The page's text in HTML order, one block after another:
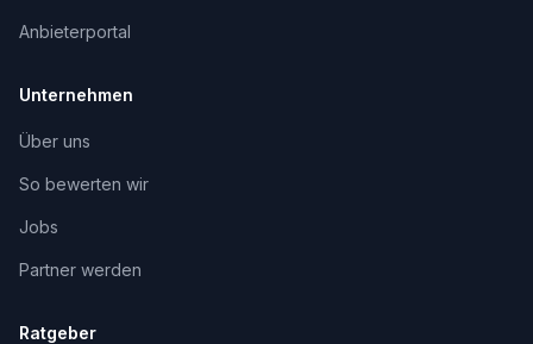
Anbieterportal
Unternehmen
Über uns
So bewerten wir
Jobs
Partner werden
Ratgeber